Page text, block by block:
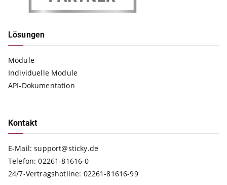
Lösungen
Module
Individuelle Module
API-Dokumentation
Kontakt
E-Mail:support@sticky.de
Telefon:02261-81616-0
24/7-Vertragshotline: 02261-81616-99